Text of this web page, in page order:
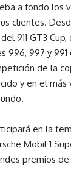
a fondo los
clientes.
911 GT3 Cup,
996, 997 y
de la
y en el
en la
Mobil 1
premios de